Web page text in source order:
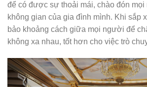
để có được sự thoải mái, chào đón
không gian của gia đình mình. Khi sắp
bảo khoảng cách giữa mọi người để
không xa nhau, tốt hơn cho việc trò